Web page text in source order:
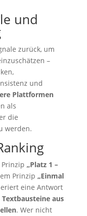
und
zurück, um
–
und
Plattformen
als
die
werden.
„Platz 1 –
Prinzip „Einmal
eine Antwort
aus
. Wer nicht